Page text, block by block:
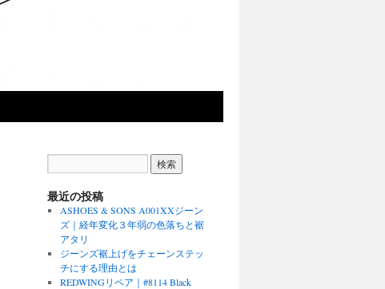
最近の投稿
ASHOES & SONS A001XXジーン
ズ｜経年変化３年弱の色落ちと裾
アタリ
ジーンズ裾上げをチェーンステッ
チにする理由とは
REDWINGリペア｜#8114 Black